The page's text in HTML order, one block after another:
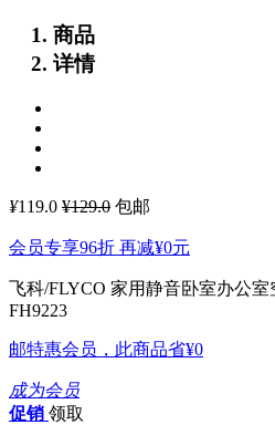
商品
详情
¥119.0 ¥129.0 包邮
会员专享96折 再减¥0元
飞科/FLYCO 家用静音卧室办公
FH9223
邮特惠会员，此商品省¥0
成为会员
促销 领取